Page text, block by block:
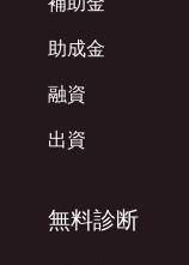
助成金
融資
出資
無料診断